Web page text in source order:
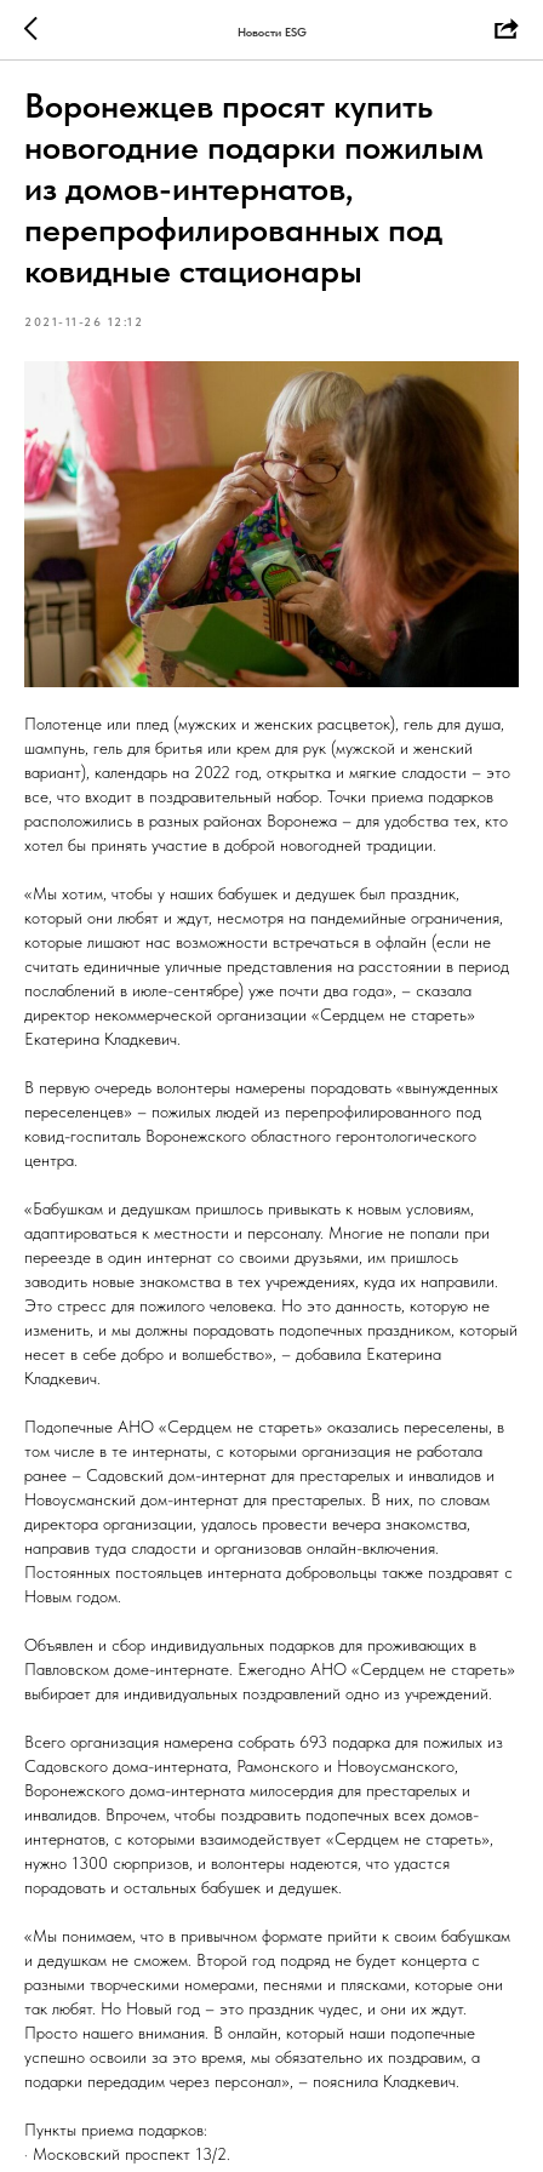
Новости ESG
Воронежцев просят купить
новогодние подарки пожилым
из домов-интернатов,
перепрофилированных под
ковидные стационары
2021-11-26 12:12
Полотенце или плед (мужских и женских расцветок), гель для душа,
шампунь, гель для бритья или крем для рук (мужской и женский
вариант), календарь на 2022 год, открытка и мягкие сладости – это
все, что входит в поздравительный набор. Точки приема подарков
расположились в разных районах Воронежа – для удобства тех, кто
хотел бы принять участие в доброй новогодней традиции.
«Мы хотим, чтобы у наших бабушек и дедушек был праздник,
который они любят и ждут, несмотря на пандемийные ограничения,
которые лишают нас возможности встречаться в офлайн (если не
считать единичные уличные представления на расстоянии в период
послаблений в июле-сентябре) уже почти два года», – сказала
директор некоммерческой организации «Сердцем не стареть»
Екатерина Кладкевич.
В первую очередь волонтеры намерены порадовать «вынужденных
переселенцев» – пожилых людей из перепрофилированного под
ковид-госпиталь Воронежского областного геронтологического
центра.
«Бабушкам и дедушкам пришлось привыкать к новым условиям,
адаптироваться к местности и персоналу. Многие не попали при
переезде в один интернат со своими друзьями, им пришлось
заводить новые знакомства в тех учреждениях, куда их направили.
Это стресс для пожилого человека. Но это данность, которую не
изменить, и мы должны порадовать подопечных праздником, который
несет в себе добро и волшебство», – добавила Екатерина
Кладкевич.
Подопечные АНО «Сердцем не стареть» оказались переселены, в
том числе в те интернаты, с которыми организация не работала
ранее – Садовский дом-интернат для престарелых и инвалидов и
Новоусманский дом-интернат для престарелых. В них, по словам
директора организации, удалось провести вечера знакомства,
направив туда сладости и организовав онлайн-включения.
Постоянных постояльцев интерната добровольцы также поздравят с
Новым годом.
Объявлен и сбор индивидуальных подарков для проживающих в
Павловском доме-интернате. Ежегодно АНО «Сердцем не стареть»
выбирает для индивидуальных поздравлений одно из учреждений.
Всего организация намерена собрать 693 подарка для пожилых из
Садовского дома-интерната, Рамонского и Новоусманского,
Воронежского дома-интерната милосердия для престарелых и
инвалидов. Впрочем, чтобы поздравить подопечных всех домов-
интернатов, с которыми взаимодействует «Сердцем не стареть»,
нужно 1300 сюрпризов, и волонтеры надеются, что удастся
порадовать и остальных бабушек и дедушек.
«Мы понимаем, что в привычном формате прийти к своим бабушкам
и дедушкам не сможем. Второй год подряд не будет концерта с
разными творческими номерами, песнями и плясками, которые они
так любят. Но Новый год – это праздник чудес, и они их ждут.
Просто нашего внимания. В онлайн, который наши подопечные
успешно освоили за это время, мы обязательно их поздравим, а
подарки передадим через персонал», – пояснила Кладкевич.
Пункты приема подарков:
· Московский проспект 13/2.